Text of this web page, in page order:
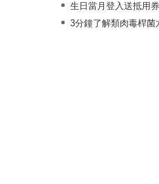
生日當月登入送抵用券
3分鐘了解類肉毒桿菌